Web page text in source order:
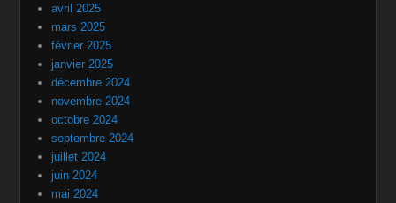
avril 2025
mars 2025
février 2025
janvier 2025
décembre 2024
novembre 2024
octobre 2024
septembre 2024
juillet 2024
juin 2024
mai 2024